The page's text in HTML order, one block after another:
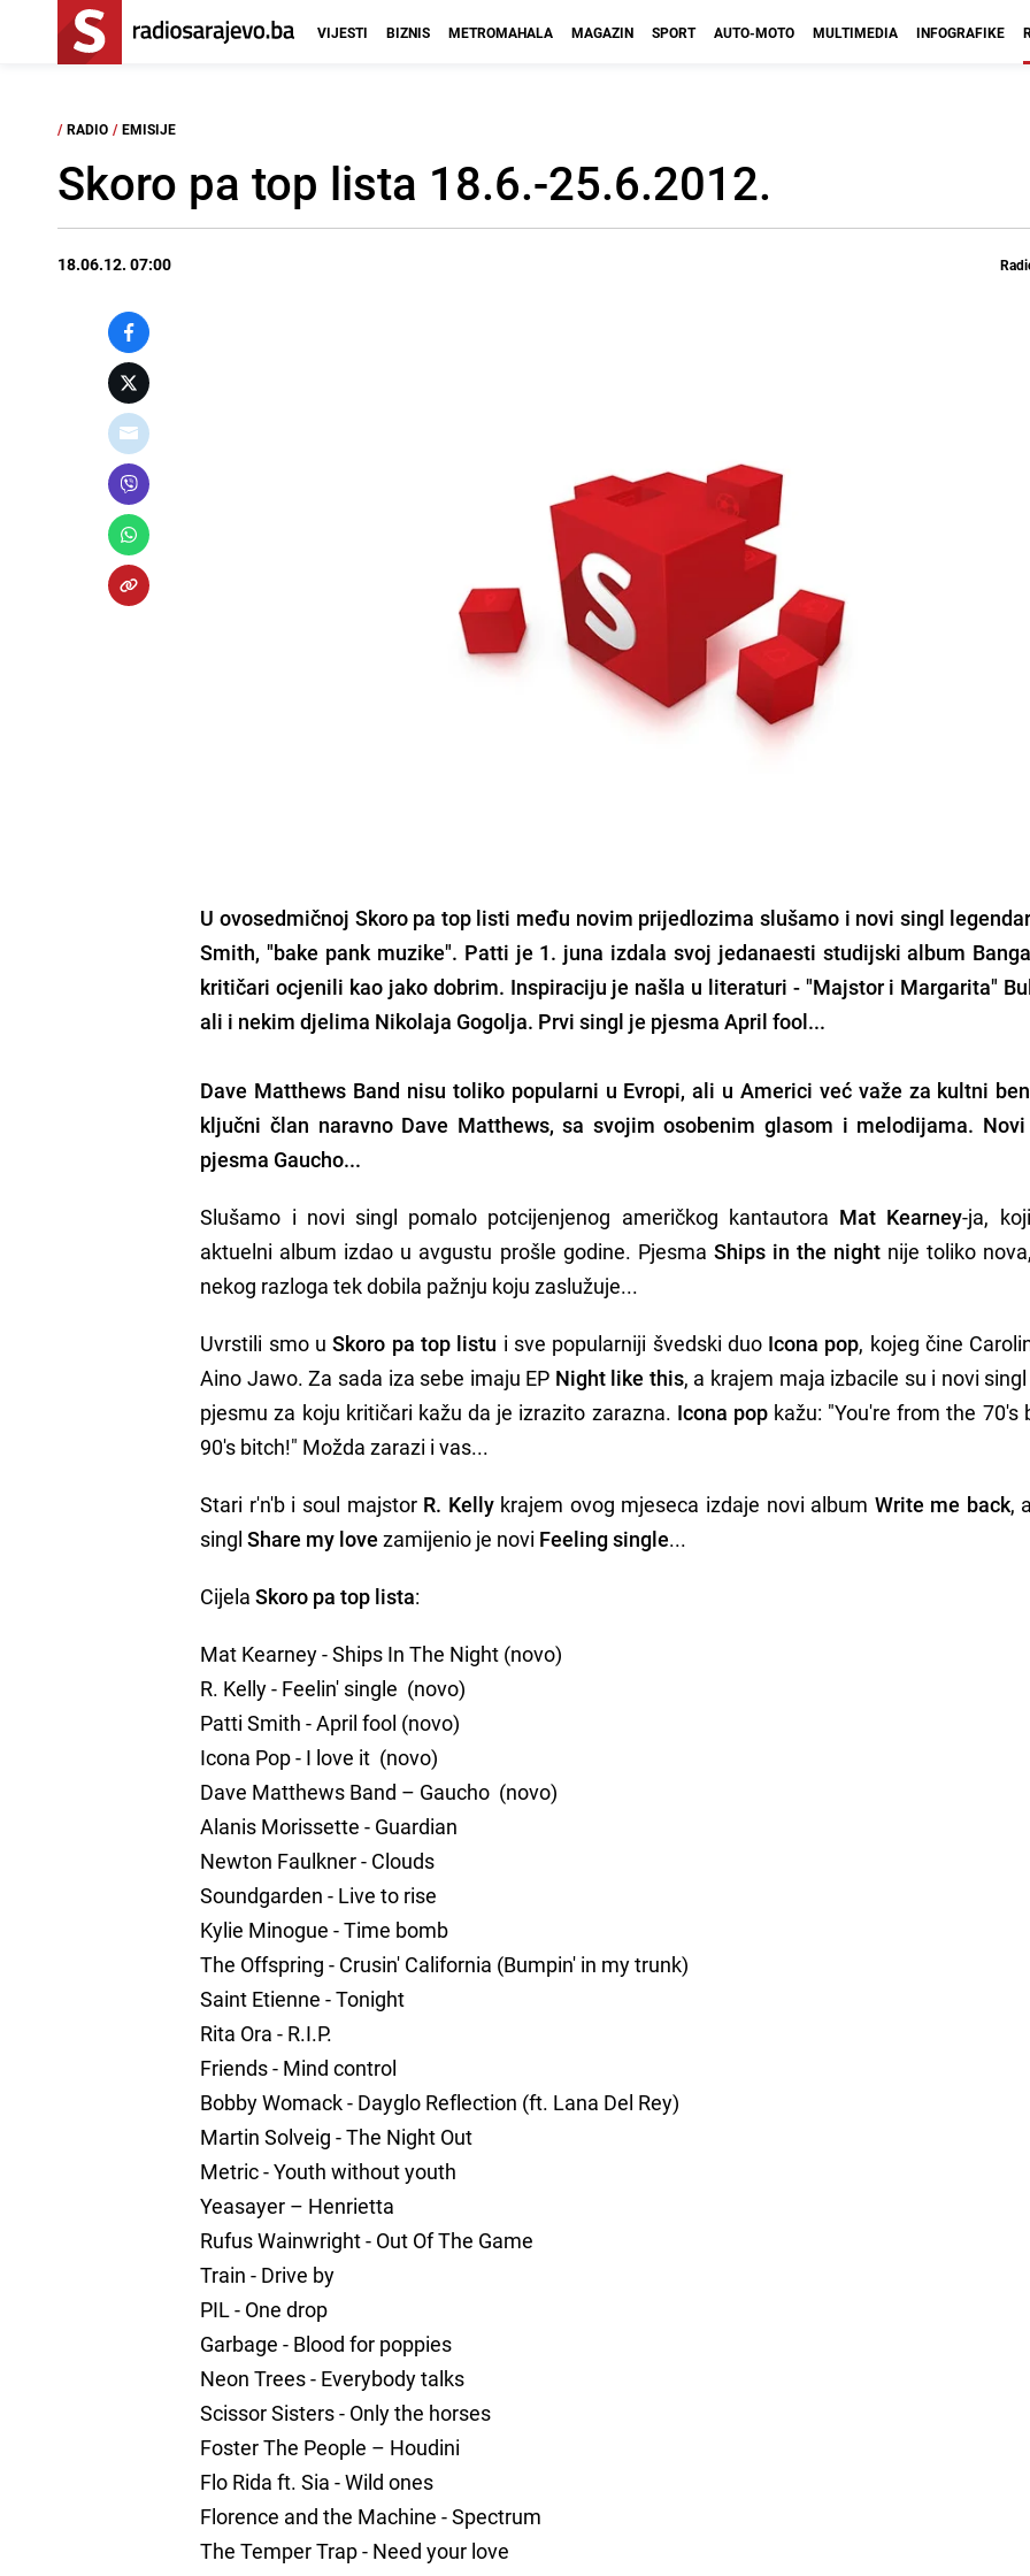
VIJESTI BIZNIS METROMAHALA MAGAZIN SPORT AUTO-MOTO MULTIMEDIA INFOGRAFIKE
/ RADIO / EMISIJE
Skoro pa top lista 18.6.-25.6.2012.
18.06.12. 07:00
U ovosedmičnoj Skoro pa top listi među novim prijedlozima slušamo i novi singl
Smith, "bake pank muzike". Patti je 1. juna izdala svoj jedanaesti studijski album Banga
kritičari ocjenili kao jako dobrim. Inspiraciju je našla u literaturi - "Majstor i Margarita"
ali i nekim djelima Nikolaja Gogolja. Prvi singl je pjesmaApril fool...
Dave Matthews Band nisu toliko popularni u Evropi, ali u Americi već važe za kultni
ključni član naravno Dave Matthews, sa svojim osobenim glasom i melodijama.
pjesma Gaucho...
Slušamo i novi singl pomalo potcijenjenog američkog kantautora Mat Kearney-ja,
aktuelni album izdao u avgustu prošle godine. Pjesma Ships in the nightnije toliko
nekog razloga tek dobila pažnju koju zaslužuje...
Uvrstili smo uSkoro pa top listu i sve popularniji švedski duo Icona pop, kojeg čine
Aino Jawo. Za sada iza sebe imaju EP Night like this, a krajem maja izbacile su i novi singl
pjesmu za koju kritičari kažu da je izrazito zarazna. Icona popkažu: "You're from the 70's
90's bitch!" Možda zarazi i vas...
Stari r'n'b i soul majstor R. Kellykrajem ovog mjeseca izdaje novi album Write me back,
singlShare my love zamijenio je novi Feeling single...
CijelaSkoro pa top lista:
Mat Kearney - Ships In The Night (novo)
R. Kelly - Feelin' single (novo)
Patti Smith - April fool (novo)
Icona Pop - I love it (novo)
Dave Matthews Band – Gaucho (novo)
Alanis Morissette - Guardian
Newton Faulkner - Clouds
Soundgarden - Live to rise
Kylie Minogue - Time bomb
The Offspring - Crusin' California (Bumpin' in my trunk)
Saint Etienne - Tonight
Rita Ora - R.I.P.
Friends - Mind control
Bobby Womack - Dayglo Reflection (ft. Lana Del Rey)
Martin Solveig - The Night Out
Metric - Youth without youth
Yeasayer – Henrietta
Rufus Wainwright - Out Of The Game
Train - Drive by
PIL - One drop
Garbage - Blood for poppies
Neon Trees - Everybody talks
Scissor Sisters - Only the horses
Foster The People – Houdini
Flo Rida ft. Sia - Wild ones
Florence and the Machine - Spectrum
The Temper Trap - Need your love